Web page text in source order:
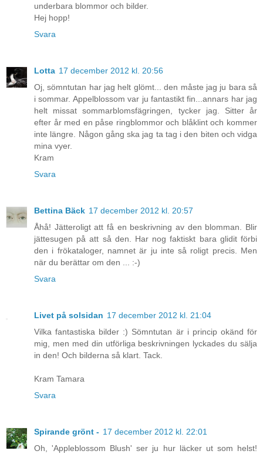
underbara blommor och bilder.
Hej hopp!
Svara
Lotta 17 december 2012 kl. 20:56
Oj, sömntutan har jag helt glömt... den måste jag ju bara så
i sommar. Appelblossom var ju fantastikt fin...annars har jag
helt missat sommarblomsfägringen, tycker jag. Sitter år
efter år med en påse ringblommor och blåklint och kommer
inte längre. Någon gång ska jag ta tag i den biten och vidga
mina vyer.
Kram
Svara
Bettina Bäck 17 december 2012 kl. 20:57
Åhå! Jätteroligt att få en beskrivning av den blomman. Blir
jättesugen på att så den. Har nog faktiskt bara glidit förbi
den i frökataloger, namnet är ju inte så roligt precis. Men
när du berättar om den ... :-)
Svara
Livet på solsidan 17 december 2012 kl. 21:04
Vilka fantastiska bilder :) Sömntutan är i princip okänd för
mig, men med din utförliga beskrivningen lyckades du sälja
in den! Och bilderna så klart. Tack.
Kram Tamara
Svara
Spirande grönt - 17 december 2012 kl. 22:01
Oh, 'Appleblossom Blush' ser ju hur läcker ut som helst!